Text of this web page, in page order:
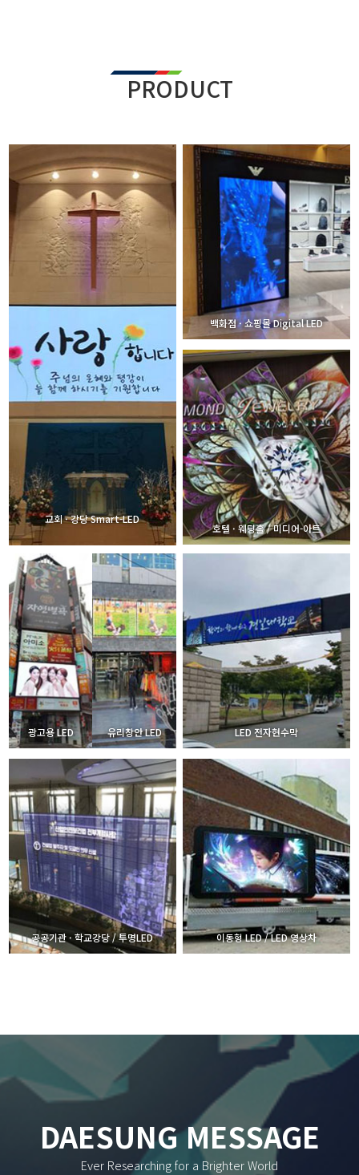
PRODUCT
교회 · 강당 Smart-LED
백화점 · 쇼핑몰 Digital LED
호텔 · 웨딩홀 / 미디어-아트
광고용 LED 유리창안 LED
공공기관 · 학교강당 / 투명LED
LED 전자현수막
이동형 LED / LED 영상차
DAESUNG MESSAGE
Ever Researching for a Brighter World